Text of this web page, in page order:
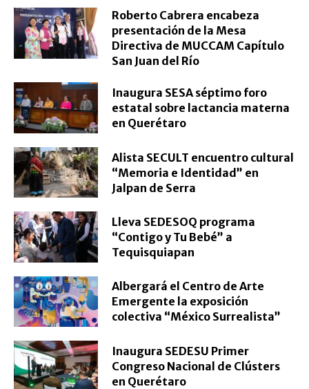
Roberto Cabrera encabeza
presentación de la Mesa
Directiva de MUCCAM Capítulo
San Juan del Río
Inaugura SESA séptimo foro
estatal sobre lactancia materna
en Querétaro
Alista SECULT encuentro cultural
“Memoria e Identidad” en
Jalpan de Serra
Lleva SEDESOQ programa
“Contigo y Tu Bebé” a
Tequisquiapan
Albergará el Centro de Arte
Emergente la exposición
colectiva “México Surrealista”
Inaugura SEDESU Primer
Congreso Nacional de Clústers
en Querétaro